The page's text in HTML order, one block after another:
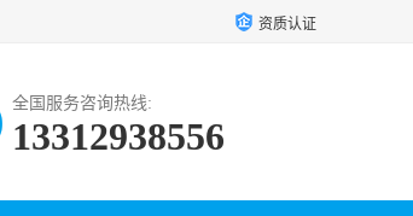
资质认证
全国服务咨询热线:
13312938556